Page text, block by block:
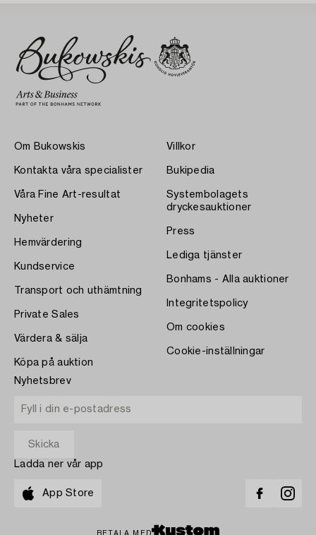
Om Bukowskis
Kontakta våra specialister
Våra Fine Art-resultat
Nyheter
Hemvärdering
Kundservice
Transport och uthämtning
Private Sales
Värdera & sälja
Köpa på auktion
Villkor
Bukipedia
Systembolagets
dryckesauktioner
Press
Lediga tjänster
Bonhams - Alla auktioner
Integritetspolicy
Om cookies
Cookie-inställningar
Nyhetsbrev
Ladda ner vår app
App Store